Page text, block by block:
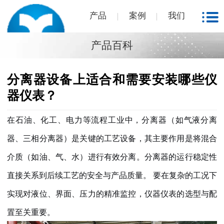
产品 案例 我们
产品百科
分离器设备上适合和需要安装哪些仪
器仪表？
在石油、化工、电力等流程工业中，分离器（如气液分离
器、三相分离器）是关键的工艺设备，其主要作用是将混合
介质（如油、气、水）进行有效分离。 分离器的运行稳定性
直接关系到后续工艺的安全与产品质量。 要在复杂的工况下
实现对液位、界面、压力的精准监控，仪器仪表的选型与配
置至关重要。